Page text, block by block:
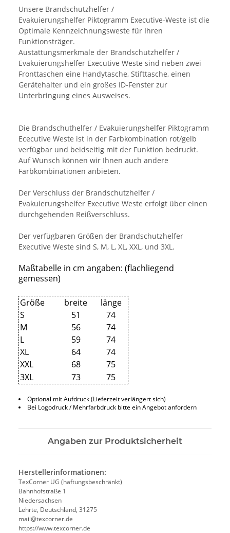
Unsere Brandschutzhelfer /
Evakuierungshelfer Piktogramm Executive-Weste ist die
Optimale Kennzeichnungsweste für Ihren
Funktionsträger.
Austattungsmerkmale der Brandschutzhelfer /
Evakuierungshelfer Executive Weste sind neben zwei
Fronttaschen eine Handytasche, Stifttasche, einen
Gerätehalter und ein großes ID-Fenster zur
Unterbringung eines Ausweises.
Die Brandschuthelfer / Evakuierungshelfer Piktogramm
Ececutive Weste ist in der Farbkombination rot/gelb
verfügbar und beidseitig mit der Funktion bedruckt.
Auf Wunsch können wir Ihnen auch andere
Farbkombinationen anbieten.
Der Verschluss der Brandschutzhelfer /
Evakuierungshelfer Executive Weste erfolgt über einen
durchgehenden Reißverschluss.
Der verfügbaren Größen der Brandschutzhelfer
Executive Weste sind S, M, L, XL, XXL, und 3XL.
Maßtabelle in cm angaben: (flachliegend
gemessen)
Größe breite
länge
S
51
74
M
56
74
L
59
74
XL
64
74
XXL
68
75
3XL
73 75
Optional mit Aufdruck (Lieferzeit verlängert sich)
Bei Logodruck / Mehrfarbdruck bitte ein Angebot anfordern
Angaben zur Produktsicherheit
Herstellerinformationen:
TexCorner UG (haftungsbeschränkt)
Bahnhofstraße 1
Niedersachsen
Lehrte, Deutschland, 31275
mail@texcorner.de
https://www.texcorner.de